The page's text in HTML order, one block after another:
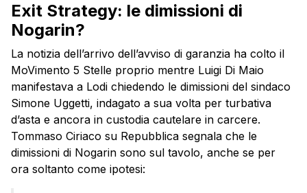
Exit Strategy: le dimissioni di
Nogarin?
La notizia dell’arrivo dell’avviso di garanzia ha colto il
MoVimento 5 Stelle proprio mentre Luigi Di Maio
manifestava a Lodi chiedendo le dimissioni del sindaco
Simone Uggetti, indagato a sua volta per turbativa
d’asta e ancora in custodia cautelare in carcere.
Tommaso Ciriaco su Repubblica segnala che le
dimissioni di Nogarin sono sul tavolo, anche se per
ora soltanto come ipotesi: